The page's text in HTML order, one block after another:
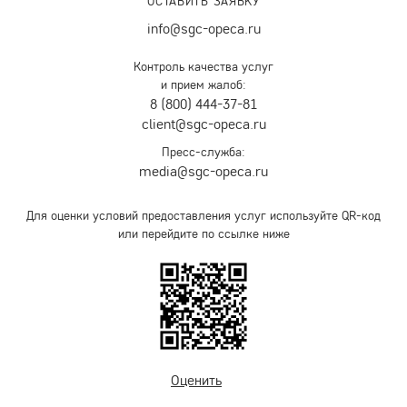
info@sgc-opeca.ru
Контроль качества услуг
и прием жалоб:
8 (800) 444-37-81
client@sgc-opeca.ru
Пресс-служба:
media@sgc-opeca.ru
Для оценки условий предоставления услуг используйте QR-код
или перейдите по ссылке ниже
Оценить